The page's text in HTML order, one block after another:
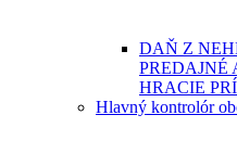
DAŇ Z
PREDAJNÉ
HRACIE
Hlavný kontrolór